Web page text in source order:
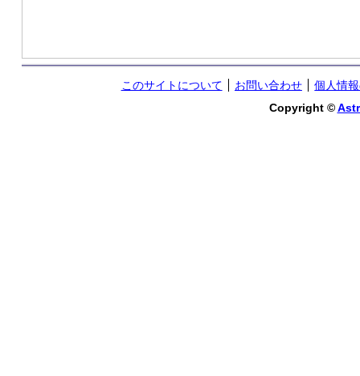
このサイトについて お問い合わせ
個人情
Copyright ©